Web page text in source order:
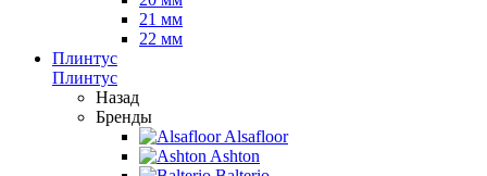
21 мм
22 мм
Плинтус
Плинтус
Назад
Бренды
Alsafloor
Ashton